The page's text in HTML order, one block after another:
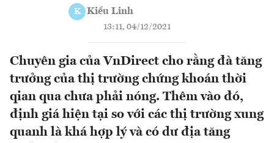
K Kiều Linh
13:11, 04/12/2021
Chuyên gia của VnDirect cho rằng đà tăng
trưởng của thị trường chứng khoán thời
qian qua chưa phải nóng. Thêm vào đó,
định giá hiện tại so với các thị trường xung
quanh là khá hợp lý và có dư địa tăng